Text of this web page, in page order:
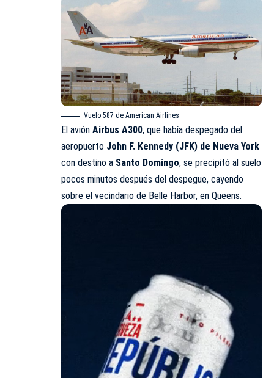
Vuelo 587 de American Airlines
El avión Airbus A300, que había despegado del
aeropuerto John F. Kennedy (JFK) de Nueva York
con destino a Santo Domingo, se precipitó al suelo
pocos minutos después del despegue, cayendo
sobre el vecindario de Belle Harbor, en Queens.